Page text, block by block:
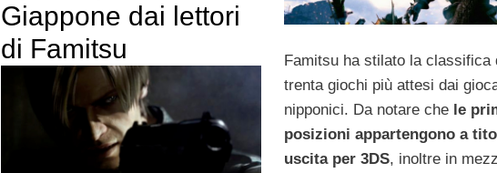
Famitsu ha stilato la classifica
trenta giochi più attesi dai
nipponici. Da notare che le
posizioni appartengono a
uscita per 3DS, inoltre in
Giappone dai lettori
di Famitsu